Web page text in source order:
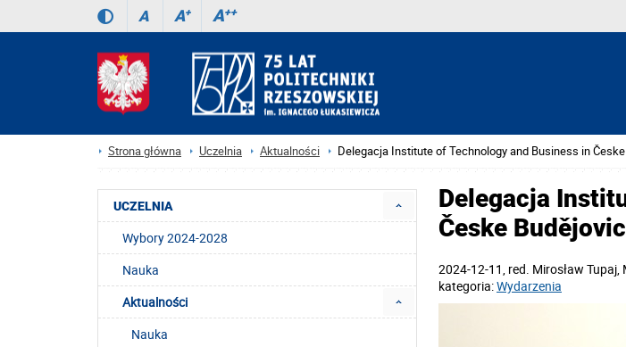
A A+ A++
Strona główna Uczelnia Aktualności Delegacja Institute of Technology and Business in
Delegacja
Česke
2024-12-11, red. Mirosław
kategoria:Wydarzenia
UCZELNIA
Wybory 2024-2028
Nauka
Aktualności
Nauka